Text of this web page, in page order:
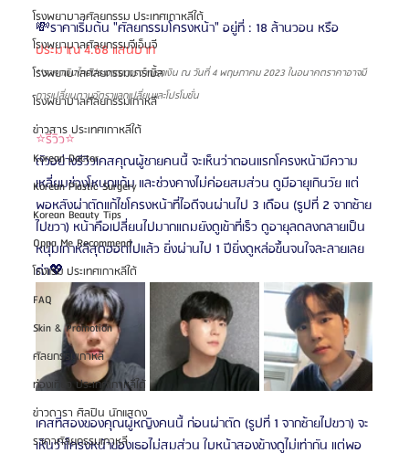
โรงพยาบาลศัลยกรรม ประเทศเกาหลีใต้
โรงพยาบาลศัลยกรรมจีเอ็นจี
โรงพยาบาลศัลยกรรมมาร์เบิ้ล
โรงพยาบาลศัลยกรรมเกาหลี
ข่าวสาร ประเทศเกาหลีใต้
Korean Doctor
Korean Plastic Surgery
Korean Beauty Tips
Oppa Me Recommend
โรงแรม ประเทศเกาหลีใต้
FAQ
Skin & Promotion
ศัลยกรรมเกาหลี
ท่องเที่ยว ประเทศเกาหลีใต้
ข่าวดารา ศิลปิน นักแสดง
ราคาศัลยกรรมเกาหลี
💸ราคาเริ่มต้น "ศัลยกรรมโครงหน้า" อยู่ที่ : 18 ล้านวอน หรือ
ประมาณ 4.68 แสนบาท
**ราคาเงินไทยประมาณการจากเรทเงิน ณ วันที่ 4 พฤษภาคม 2023 ในอนาคตราคาอาจมี
การเปลี่ยนตามอัตราแลกเปลี่ยนและโปรโมชั่น
⭐รีวิว⭐
ตัวอย่างรีวิวเคสคุณผู้ชายคนนี้ จะเห็นว่าตอนแรกโครงหน้ามีความ
เหลี่ยมช่วงโหนกแก้ม และช่วงคางไม่ค่อยสมส่วน ดูมีอายุเกินวัย แต่
พอหลังผ่าตัดแก้ไขโครงหน้าที่ไอดีจนผ่านไป 3 เดือน (รูปที่ 2 จากซ้าย
ไปขวา) หน้าคือเปลี่ยนไปมากแถมยังดูเข้าที่เร็ว ดูอายุลดลงกลายเป็น
หนุ่มเกาหลีสุดฮอตไปแล้ว ยิ่งผ่านไป 1 ปียิ่งดูหล่อขึ้นจนใจละลายเลย
ค่า💖
เคสที่สองของคุณผู้หญิงคนนี้ ก่อนผ่าตัด (รูปที่ 1 จากซ้ายไปขวา) จะ
เห็นว่าโครงหน้าของเธอไม่สมส่วน ใบหน้าสองข้างดูไม่เท่ากัน แต่พอ